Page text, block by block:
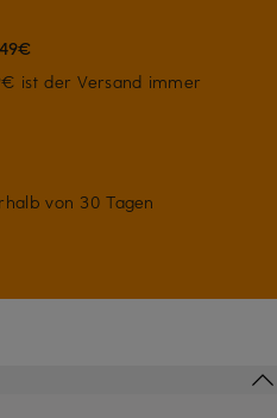
ist der Versand immer
von 30 Tagen